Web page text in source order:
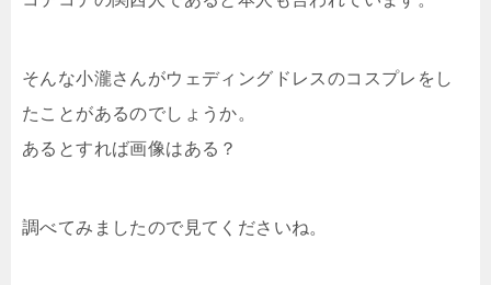
そんな小瀧さんがウェディングドレスのコスプレをし
たことがあるのでしょうか。
あるとすれば画像はある？
調べてみましたので見てくださいね。